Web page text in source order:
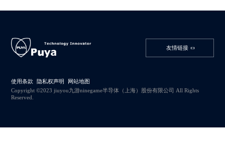
友情链接
使用条款 隐私权声明
网站地图
Copyright ©2023 jiuyou九游ninegame半导体（上海）股份有限公司 All Rights
Reserved.